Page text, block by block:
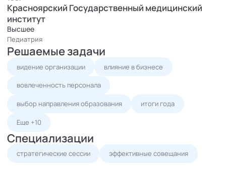
Красноярский Государственный медицинский
институт
Высшее
Педиатрия
Решаемые задачи
видение организации влияние в бизнесе
вовлеченность персонала
выбор направления образования итоги года
Еще +10
Специализации
стратегические сессии эффективные совещания